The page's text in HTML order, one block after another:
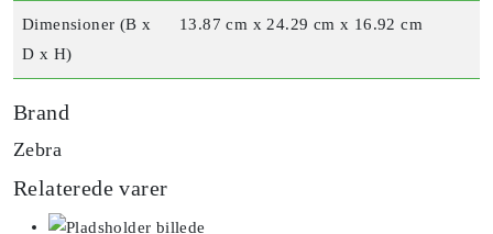
Dimensioner (B x
D x H)
13.87 cm x 24.29 cm x 16.92 cm
Brand
Zebra
Relaterede varer